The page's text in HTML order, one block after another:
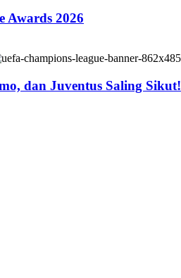
Awards 2026
dan Juventus Saling Sikut!